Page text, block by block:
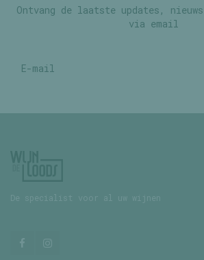
Ontvang de laatste updates,
via email
De specialist voor al uw wijnen